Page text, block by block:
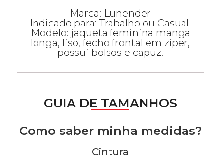
Marca: Lunender
Indicado para: Trabalho ou Casual.
Modelo: jaqueta feminina manga
longa, liso, fecho frontal em zíper,
possui bolsos e capuz.
GUIA DE TAMANHOS
Como saber minha medidas?
Cintura